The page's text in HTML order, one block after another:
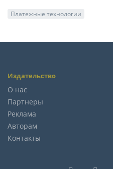
Платежные технологии
Издательство
О нас
Партнеры
Реклама
Авторам
Контакты